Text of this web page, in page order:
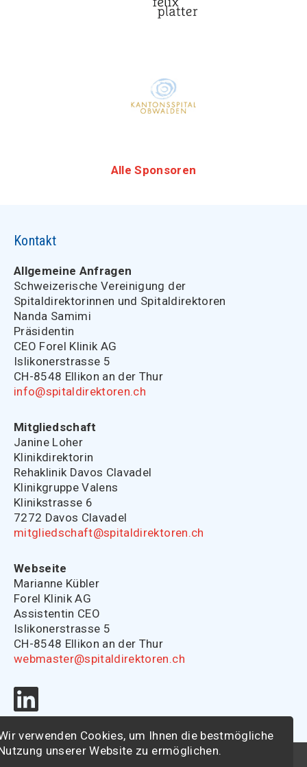
Alle Sponsoren
Kontakt
Allgemeine Anfragen
Schweizerische Vereinigung der
Spitaldirektorinnen und Spitaldirektoren
Nanda Samimi
Präsidentin
CEO Forel Klinik AG
Islikonerstrasse 5
CH-8548 Ellikon an der Thur
info@spitaldirektoren.ch
Mitgliedschaft
Janine Loher
Klinikdirektorin
Rehaklinik Davos Clavadel
Klinikgruppe Valens
Klinikstrasse 6
7272 Davos Clavadel
mitgliedschaft@spitaldirektoren.ch
Webseite
Marianne Kübler
Forel Klinik AG
Assistentin CEO
Islikonerstrasse 5
CH-8548 Ellikon an der Thur
webmaster@spitaldirektoren.ch
© 2026 - Schweizerische Vereinigung der
verwenden Cookies, um Ihnen die bestmögliche
unserer Website zu ermöglichen.